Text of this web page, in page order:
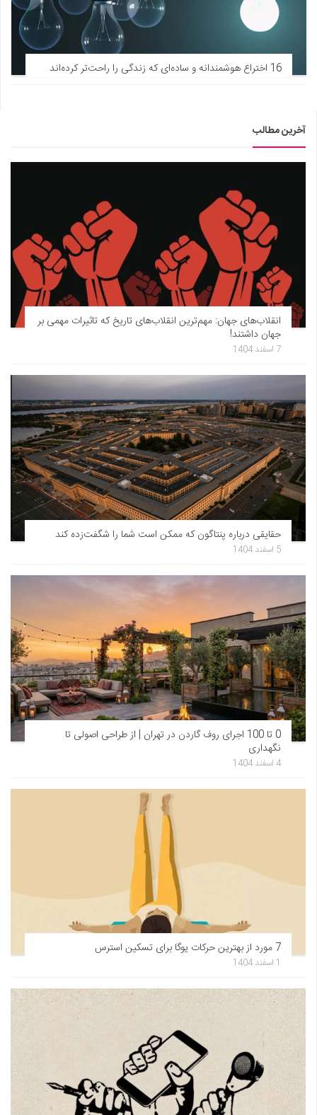
16 اختراع هوشمندانه و ساده‌ای که زندگی را راحت‌تر کرده‌اند
آخرین مطالب
انقلاب‌های جهان: مهم‌ترین انقلاب‌های تاریخ که تاثیرات مهمی بر
جهان داشتند!
7 اسفند 1404
حقایقی درباره پنتاگون که ممکن است شما را شگفت‌زده کند
5 اسفند 1404
0 تا 100 اجرای روف گاردن در تهران | از طراحی اصولی تا
نگهداری
4 اسفند 1404
7 مورد از بهترین حرکات یوگا برای تسکین استرس
1 اسفند 1404